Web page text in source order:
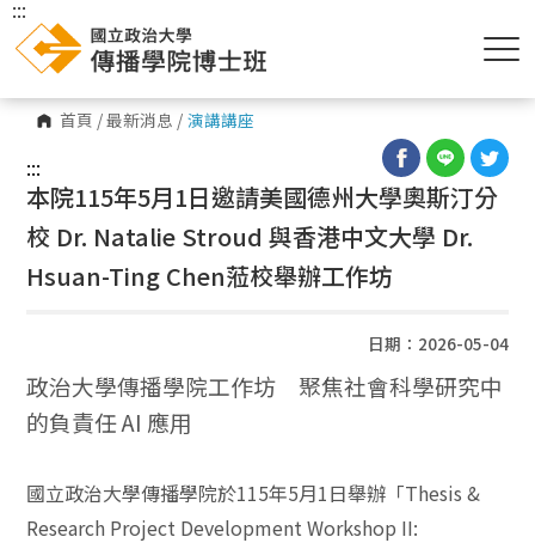
首頁 /最新消息 / 演講講座
:::
:::
本院115年5月1日邀請美國德州大學奧斯汀分
校 Dr. Natalie Stroud 與香港中文大學 Dr.
Hsuan-Ting Chen蒞校舉辦工作坊
日期：2026-05-04
政治大學傳播學院工作坊 聚焦社會科學研究中
的負責任 AI 應用
國立政治大學傳播學院於115年5月1日舉辦「Thesis &
Research Project Development Workshop II: